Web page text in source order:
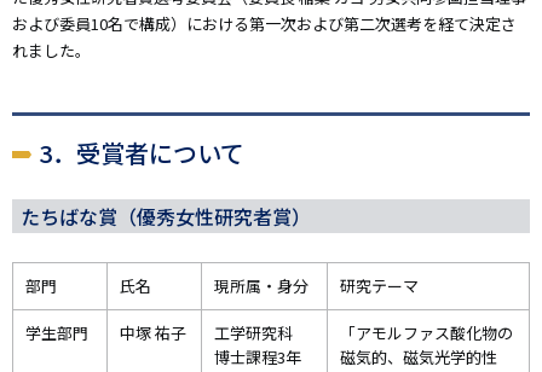
および委員10名で構成）における第一次および第二次選考を経て決定さ
れました。
3．受賞者について
たちばな賞（優秀女性研究者賞）
部門 氏名 現所属・身分 研究テーマ
学生部門 中塚 祐子
工学研究科
博士課程3年
「アモルファス酸化物の
磁気的、磁気光学的性